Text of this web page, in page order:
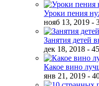
Уроки пения
нояб 13, 2019 -
Занятия детей
дек 18, 2018 -
Какое вино
янв 21, 2019 -